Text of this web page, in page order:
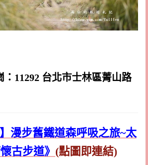
11292 台北市士林區菁山路
】漫步舊鐵道森呼吸之旅~太
古步道》 (點圖即連結)